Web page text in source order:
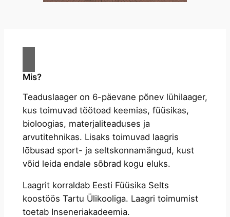
Mis?
Teaduslaager on 6-päevane põnev lühilaager,
kus toimuvad töötoad keemias, füüsikas,
bioloogias, materjaliteaduses ja
arvutitehnikas. Lisaks toimuvad laagris
lõbusad sport- ja seltskonnamängud, kust
võid leida endale sõbrad kogu eluks.
Laagrit korraldab Eesti Füüsika Selts
koostöös Tartu Ülikooliga. Laagri toimumist
toetab Inseneriakadeemia.